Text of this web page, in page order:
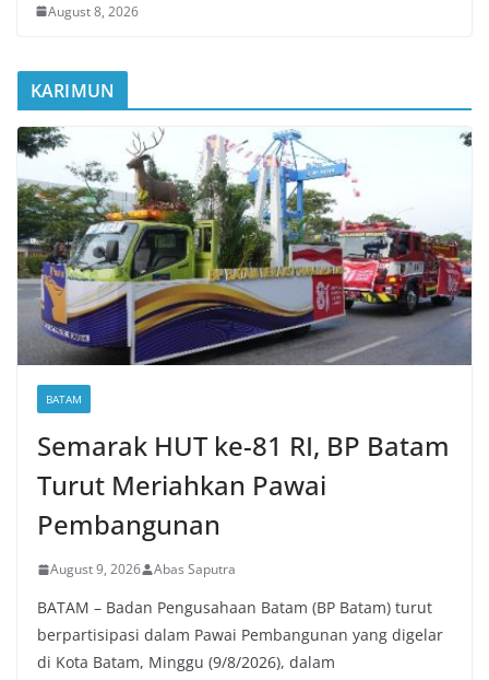
August 8, 2026
KARIMUN
BATAM
Semarak HUT ke-81 RI, BP Batam
Turut Meriahkan Pawai
Pembangunan
August 9, 2026 Abas Saputra
BATAM – Badan Pengusahaan Batam (BP Batam) turut
berpartisipasi dalam Pawai Pembangunan yang digelar
di Kota Batam, Minggu (9/8/2026), dalam